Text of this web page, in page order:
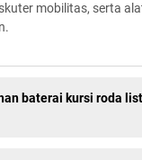
mobilitas, serta
baterai kursi roda